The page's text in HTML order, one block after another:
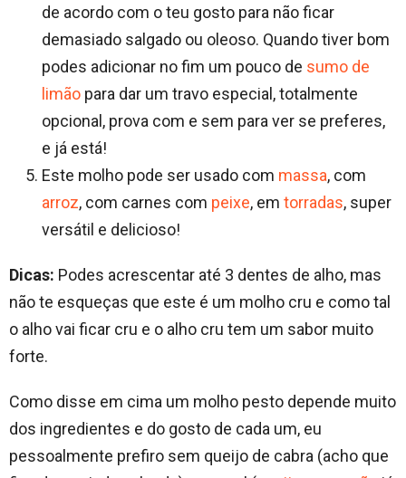
de acordo com o teu gosto para não ficar
demasiado salgado ou oleoso. Quando tiver bom
podes adicionar no fim um pouco de sumo de
limão para dar um travo especial, totalmente
opcional, prova com e sem para ver se preferes,
e já está!
Este molho pode ser usado com massa, com
arroz, com carnes com peixe, em torradas, super
versátil e delicioso!
Dicas: Podes acrescentar até 3 dentes de alho, mas
não te esqueças que este é um molho cru e como tal
o alho vai ficar cru e o alho cru tem um sabor muito
forte.
Como disse em cima um molho pesto depende muito
dos ingredientes e do gosto de cada um, eu
pessoalmente prefiro sem queijo de cabra (acho que